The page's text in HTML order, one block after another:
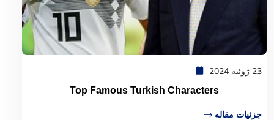
23 ژوئیه 2024
Top Famous Turkish Characters
جزئیات مقاله